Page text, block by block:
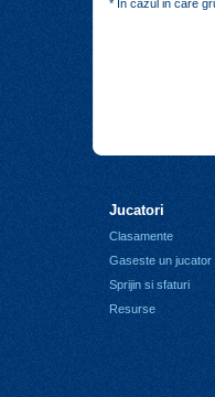
* In cazul in care
Jucatori
Clasamente
Gaseste un jucator
Sprijin si sfaturi
Resurse